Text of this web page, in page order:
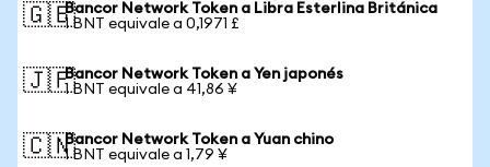
🇬🇧Bancor Network Token a Libra Esterlina Británica
1 BNT equivale a 0,1971 £
🇯🇵Bancor Network Token a Yen japonés
1 BNT equivale a 41,86 ¥
🇨🇳Bancor Network Token a Yuan chino
1 BNT equivale a 1,79 ¥